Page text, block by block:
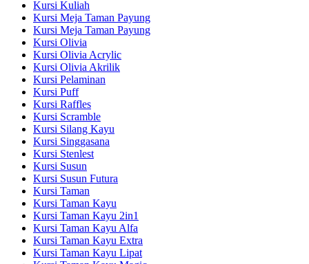
Kursi Kuliah
Kursi Meja Taman Payung
Kursi Meja Taman Payung
Kursi Olivia
Kursi Olivia Acrylic
Kursi Olivia Akrilik
Kursi Pelaminan
Kursi Puff
Kursi Raffles
Kursi Scramble
Kursi Silang Kayu
Kursi Singgasana
Kursi Stenlest
Kursi Susun
Kursi Susun Futura
Kursi Taman
Kursi Taman Kayu
Kursi Taman Kayu 2in1
Kursi Taman Kayu Alfa
Kursi Taman Kayu Extra
Kursi Taman Kayu Lipat